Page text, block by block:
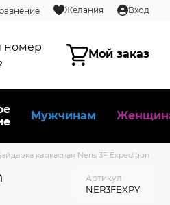
Желания Вход
номер
Мой заказ
Мужчинам
каркасная Neris 3F Expedition
Артикул
NER3FEXPY